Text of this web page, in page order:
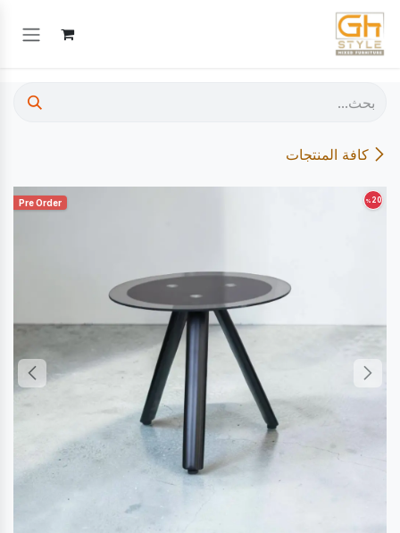
تخطي للذهاب إلى المحتوى
كافة المنتجات
Pre Order 20
%